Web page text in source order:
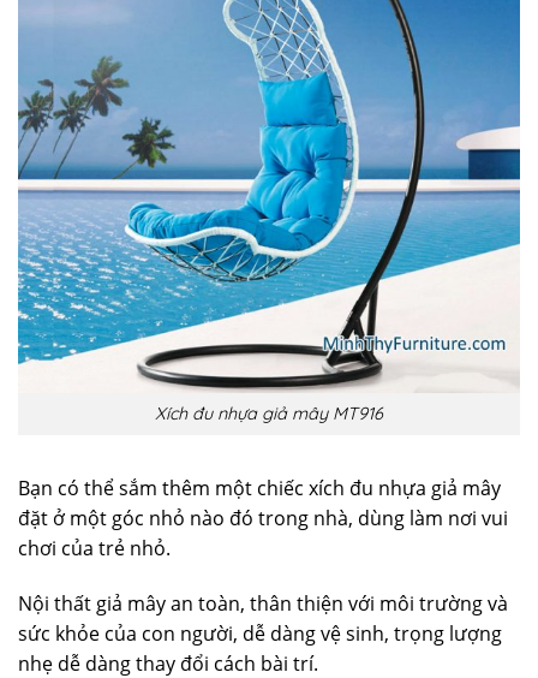
Xích đu nhựa giả mây MT916
Bạn có thể sắm thêm một chiếc xích đu nhựa giả mây
đặt ở một góc nhỏ nào đó trong nhà, dùng làm nơi vui
chơi của trẻ nhỏ.
Nội thất giả mây an toàn, thân thiện với môi trường và
sức khỏe của con người, dễ dàng vệ sinh, trọng lượng
nhẹ dễ dàng thay đổi cách bài trí.